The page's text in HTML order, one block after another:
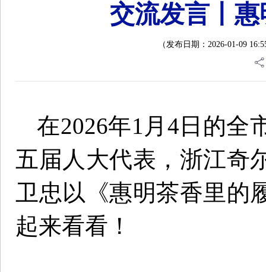
交流发言丨
（发布日期：2026-01-09
在2026年1月4日的全
五届人大代表，浙江奇
卫忠以《惠明茶香里的
起来看看！